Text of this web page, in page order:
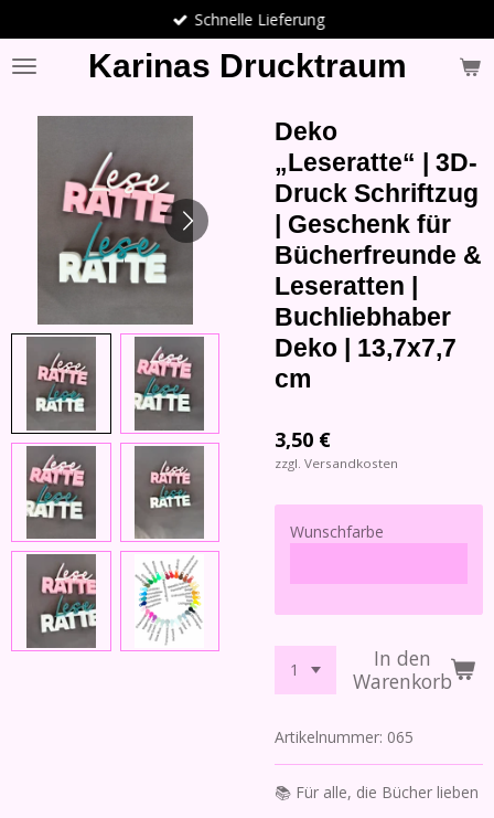
Hauptinhalt
springen
Karinas Drucktraum
Schnelle Lieferung
Deko
„Leseratte“ | 3D-
Druck Schriftzug
| Geschenk für
Bücherfreunde &
Leseratten |
Buchliebhaber
Deko | 13,7x7,7
cm
3,50 €
zzgl. Versandkosten
Wunschfarbe
In den
Warenkorb
Artikelnummer: 065
📚 Für alle, die Bücher lieben